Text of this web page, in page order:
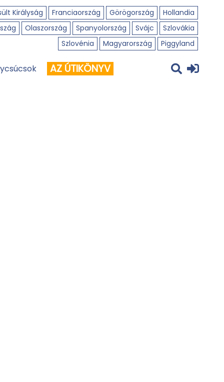
Királyság Franciaország Görögország
Hollandia
Olaszország Spanyolország Svájc
Szlovákia
Szlovénia
Magyarország Piggyland
AZ ÚTIKÖNYV